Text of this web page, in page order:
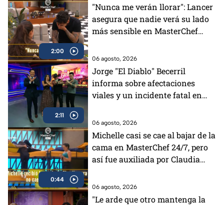
2:00
"Nunca me verán llorar": Lancer
asegura que nadie verá su lado
más sensible en MasterChef
06 agosto, 2026
2:11
Jorge "El Diablo" Becerril
informa sobre afectaciones
viales y un incidente fatal en
06 agosto, 2026
0:44
Michelle casi se cae al bajar de la
cama en MasterChef 24/7, pero
así fue auxiliada por Claudia
06 agosto, 2026
"Le arde que otro mantenga la